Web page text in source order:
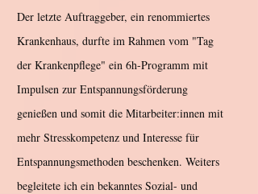
Der letzte Auftraggeber, ein renommiertes
Krankenhaus, durfte im Rahmen vom "Tag
der Krankenpflege" ein 6h-Programm mit
Impulsen zur Entspannungsförderung
genießen und somit die Mitarbeiter:innen mit
mehr Stresskompetenz und Interesse für
Entspannungsmethoden beschenken. Weiters
begleitete ich ein bekanntes Sozial- und